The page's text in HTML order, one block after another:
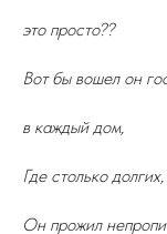
это просто??
Вот бы вошел он
в каждый дом,
Где столько
Он прожил